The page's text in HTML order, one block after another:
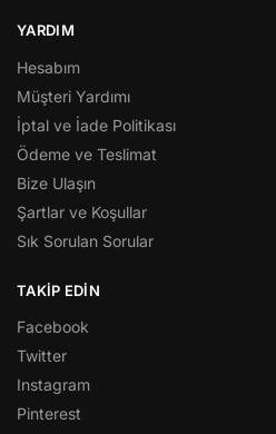
YARDIM
Hesabım
Müşteri Yardımı
İptal ve İade Politikası
Ödeme ve Teslimat
Bize Ulaşın
Şartlar ve Koşullar
Sık Sorulan Sorular
TAKIP EDIN
Facebook
Twitter
Instagram
Pinterest